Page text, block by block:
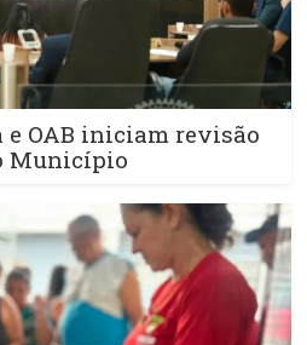
e OAB iniciam revisão
Município